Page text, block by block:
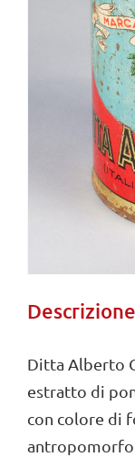
Descrizione
Ditta Alberto
estratto di
con colore di
antropomorfo